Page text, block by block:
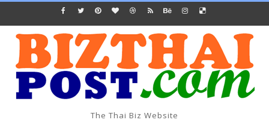
The Thai Biz Website